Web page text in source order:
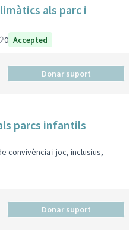
als parc i
0 Accepted
Donar suport
parcs infantils
convivència i joc, inclusius,
Donar suport